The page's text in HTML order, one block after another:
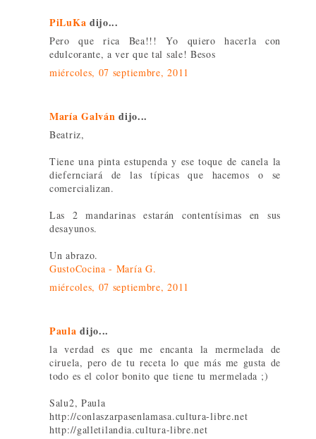
PiLuKa dijo...
Pero que rica Bea!!! Yo quiero hacerla con
edulcorante, a ver que tal sale! Besos
miércoles, 07 septiembre, 2011
María Galván dijo...
Beatriz,
Tiene una pinta estupenda y ese toque de canela la
diefernciará de las típicas que hacemos o se
comercializan.
Las 2 mandarinas estarán contentísimas en sus
desayunos.
Un abrazo.
GustoCocina - María G.
miércoles, 07 septiembre, 2011
Paula dijo...
la verdad es que me encanta la mermelada de
ciruela, pero de tu receta lo que más me gusta de
todo es el color bonito que tiene tu mermelada ;)
Salu2, Paula
http://conlaszarpasenlamasa.cultura-libre.net
http://galletilandia.cultura-libre.net